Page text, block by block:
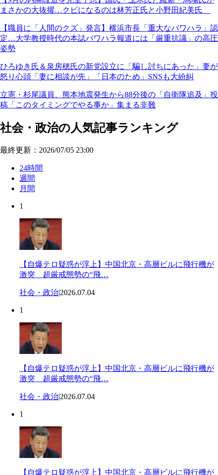
まさかの大抜擢…クビになるのは林芳正氏と小野田紀美氏
【職員に「人間のクズ」発言】横浜市長「重大なパワハラ」認
定…大学教授時代の本誌パワハラ報道には「厳重抗議」の高圧
姿勢
ひろゆき氏＆泉房穂氏の新党設立に「騙し討ちにあった」妻が
怒り心頭「妻に相談が先」「日本のため」SNSも大紛糾
立憲・杉尾議員、熊本地震発生から88分後の「自衛隊追及」投
稿「このタイミングでやる事か」集まる非難
社会・政治の人気記事ランキング
最終更新：2026/07/05 23:00
24時間
週間
月間
1
【自爆テロ疑惑が浮上】中国北京・高層ビルに飛行機が
激突 超厳戒態勢の“飛…
社会・政治|2026.07.04
1
【自爆テロ疑惑が浮上】中国北京・高層ビルに飛行機が
激突 超厳戒態勢の“飛…
社会・政治|2026.07.04
1
【自爆テロ疑惑が浮上】中国北京・高層ビルに飛行機が